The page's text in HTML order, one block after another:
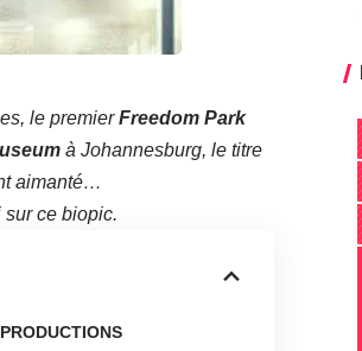
le premierFreedom Park
à Johannesburg, le titre
aimanté…
sur ce biopic.